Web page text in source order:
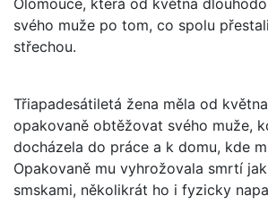
svého muže po tom, co spolu
střechou.
Třiapadesátiletá žena měla od
opakovaně obtěžovat svého muže,
docházela do práce a k domu, kde
Opakovaně mu vyhrožovala smrtí
smskami, několikrát ho i fyzicky